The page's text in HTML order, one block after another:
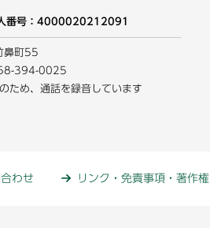
番号：4000020212091
鼻町55
394-0025
ため、通話を録音しています
わせ リンク・免責事項・著作権